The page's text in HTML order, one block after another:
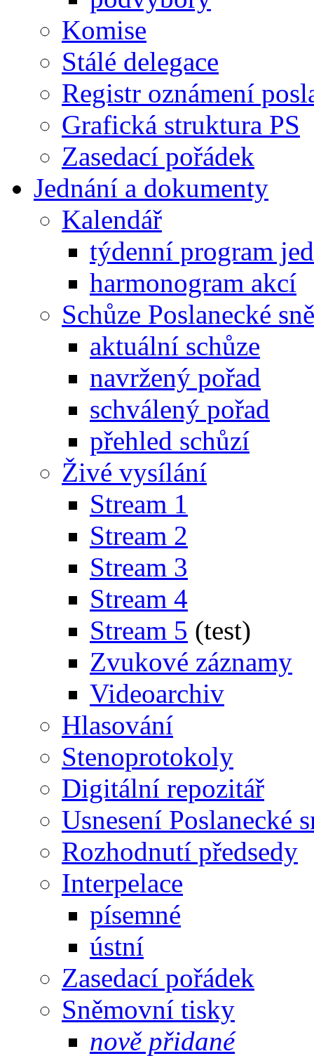
Komise
Stálé delegace
Registr oznámení
Grafická struktura PS
Zasedací pořádek
Jednání a dokumenty
Kalendář
týdenní program
harmonogram akcí
Schůze Poslanecké
aktuální schůze
navržený pořad
schválený pořad
přehled schůzí
Živé vysílání
Stream 1
Stream 2
Stream 3
Stream 4
Stream 5 (test)
Zvukové záznamy
Videoarchiv
Hlasování
Stenoprotokoly
Digitální repozitář
Usnesení Poslanecké
Rozhodnutí předsedy
Interpelace
písemné
ústní
Zasedací pořádek
Sněmovní tisky
nově přidané